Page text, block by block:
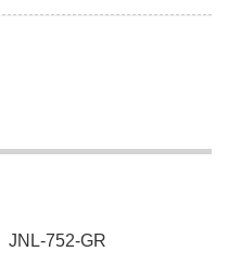
JNL-752-GR